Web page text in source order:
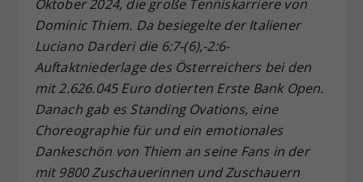
Oktober 2024, die große Tenniskarriere von
Dominic Thiem. Da besiegelte der Italiener
Luciano Darderi die 6:7-(6),-2:6-
Auftaktniederlage des Österreichers bei den
mit 2.626.045 Euro dotierten Erste Bank Open.
Danach gab es Standing Ovations, eine
Choreographie für und ein emotionales
Dankeschön von Thiem an seine Fans in der
mit 9800 Zuschauerinnen und Zuschauern
Zweck
Dieser Wert speichert Ihre Consent-
Einstellungen. Unter anderem eine
zufällig generierte ID, für die
historische Speicherung Ihrer
vorgenommen Einstellungen, falls der
Webseiten-Betreiber dies eingestellt
hat.